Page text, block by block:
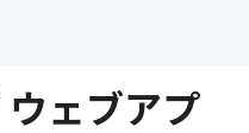
ェブアプ